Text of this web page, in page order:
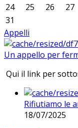
24
25 26 27
31
Appelli
Un appello per
Qui il link per
Rifiutiamo le
18/07/2025